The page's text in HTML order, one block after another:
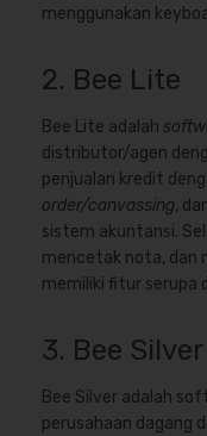
menggunakan
2. Bee Lite
Bee Lite adalah
distributor/agen
penjualan kredit
order/canvassing,
sistem akuntansi.
mencetak nota, dan
memiliki fitur serupa
3. Bee Silver
Bee Silver adalah
perusahaan dagang